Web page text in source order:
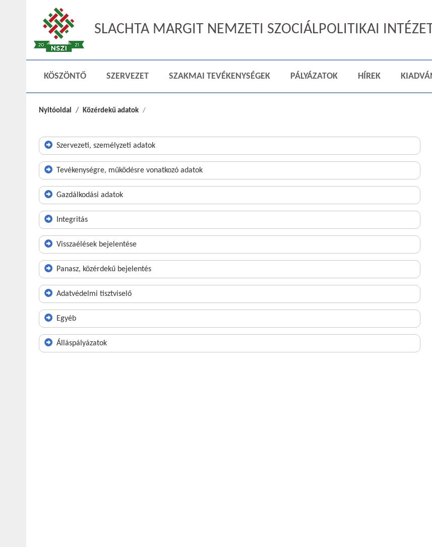
SLACHTA MARGIT NEMZETI SZOCIÁLPOLITIKAI
KÖSZÖNTŐ SZERVEZET SZAKMAI TEVÉKENYSÉGEK PÁLYÁZATOK HÍREK
Nyitóoldal Közérdekű adatok
Szervezeti, személyzeti adatok
Tevékenységre, működésre vonatkozó adatok
Gazdálkodási adatok
Integritás
Visszaélések bejelentése
Panasz, közérdekű bejelentés
Adatvédelmi tisztviselő
Egyéb
Álláspályázatok